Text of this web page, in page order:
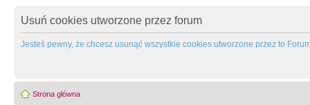
Usuń cookies utworzone przez forum
Jesteś pewny, że chcesz usunąć wszystkie cookies utworzone przez to
Strona główna